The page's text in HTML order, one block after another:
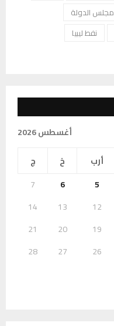
مجلس الدولة
نفط ليبيا
أغسطس 2026
أرب خ
ج
5
6
7
12
13
14
19
20
21
26
27
28